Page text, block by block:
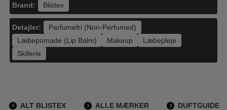
Brand: Blistex
Detajler:
Parfumefri (Non-Perfumed)
Læbepomade (Lip Balm)
Makeup
Læbepleje
Skiferie
ALT BLISTEX ALLE MÆRKER
DUFTGUIDE